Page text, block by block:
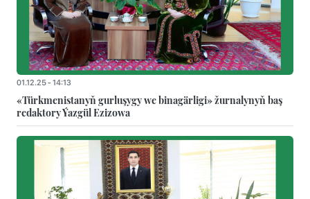
01.12.25 - 14:13
«Türkmenistanyň gurluşygy we binagärligi» žurnalynyň baş
redaktory Ýazgül Ezizowa